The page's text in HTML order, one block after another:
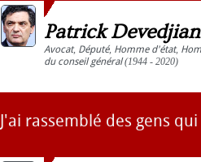
Patrick Devedjian
Avocat, Député, Homme d'état,
du conseil général(1944 - 2020)
J'ai rassemblé des gens